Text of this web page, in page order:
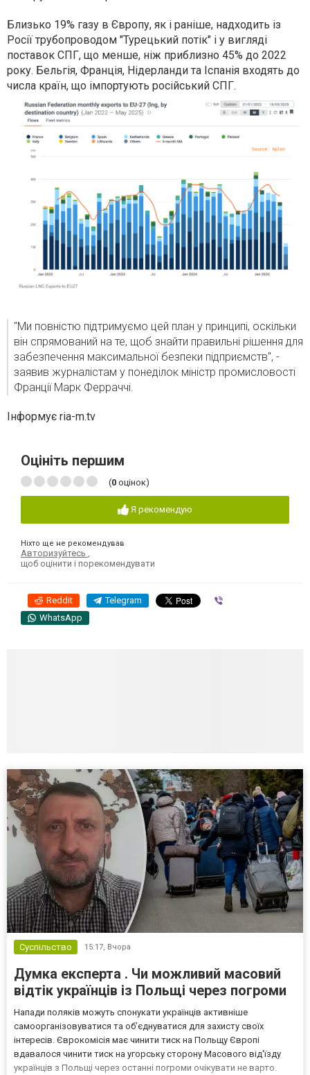
Близько 19% газу в Європу, як і раніше, надходить із
Росії трубопроводом "Турецький потік" і у вигляді
поставок СПГ, що менше, ніж приблизно 45% до 2022
року. Бельгія, Франція, Нідерланди та Іспанія входять до
числа країн, що імпортують російський СПГ.
"Ми повністю підтримуємо цей план у принципі, оскільки
він спрямований на те, щоб знайти правильні рішення для
забезпечення максимальної безпеки підприємств", -
заявив журналістам у понеділок міністр промисловості
Франції Марк Ферраччі.
Інформує ria-m.tv
Оцініть першим
(0 оцінок)
Я рекомендую
Ніхто ще не рекомендував
Авторизуйтесь ,
щоб оцінити і порекомендувати
Reddit Telegram
WhatsApp
Суспільство 15:17, Вчора
Думка експерта . Чи можливий масовий
відтік українців із Польщі через погроми
Напади поляків можуть спонукати українців активніше
самоорганізовуватися та об’єднуватися для захисту своїх
інтересів. Єврокомісія має чинити тиск на Польщу Європі
вдавалося чинити тиск на угорську сторону Масового від'їзду
українців з Польщі через останні погроми очікувати не варто.